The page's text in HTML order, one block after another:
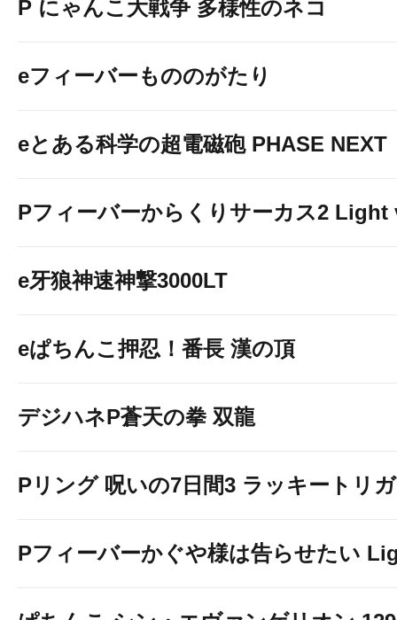
P にゃんこ大戦争 多様性のネコ
eフィーバーもののがたり
eとある科学の超電磁砲 PHASE NEXT
Pフィーバーからくりサーカス2 Light
e牙狼神速神撃3000LT
eぱちんこ押忍！番長 漢の頂
デジハネP蒼天の拳 双龍
Pリング 呪いの7日間3 ラッキートリ
Pフィーバーかぐや様は告らせたい